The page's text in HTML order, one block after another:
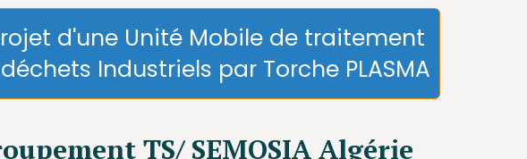
d'une Unité Mobile de traitement
Industriels par Torche PLASMA
TS/ SEMOSIA Algérie